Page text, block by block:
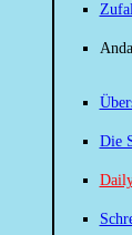
Die